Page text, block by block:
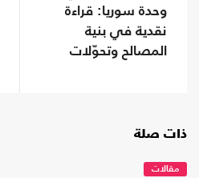
وحدة سوريا: قراءة
نقدية في بنية
المصالح وتحوّلات
ذات صلة
مقالات